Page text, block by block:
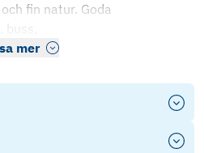
fin natur. Goda
mer